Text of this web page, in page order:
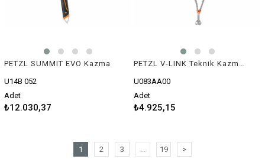
PETZL SUMMIT EVO Kazma
U14B 052
Adet
₺12.030,37
PETZL V-LINK Teknik Kazma İçin Perlon
U083AA00
Adet
₺4.925,15
1 2 3 ... 19 >